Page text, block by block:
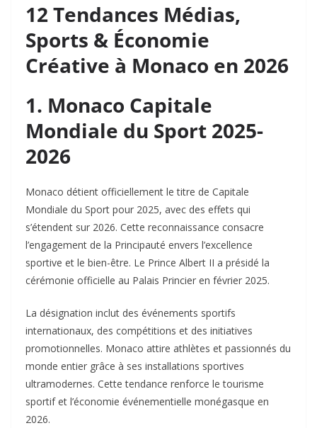
12 Tendances Médias,
Sports & Économie
Créative à Monaco en 2026
1. Monaco Capitale
Mondiale du Sport 2025-
2026
Monaco détient officiellement le titre de Capitale
Mondiale du Sport pour 2025, avec des effets qui
s’étendent sur 2026. Cette reconnaissance consacre
l’engagement de la Principauté envers l’excellence
sportive et le bien-être. Le Prince Albert II a présidé la
cérémonie officielle au Palais Princier en février 2025.
La désignation inclut des événements sportifs
internationaux, des compétitions et des initiatives
promotionnelles. Monaco attire athlètes et passionnés du
monde entier grâce à ses installations sportives
ultramodernes. Cette tendance renforce le tourisme
sportif et l’économie événementielle monégasque en
2026.​